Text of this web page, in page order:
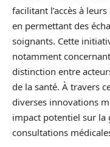
facilitant l’accès à
en permettant des
soignants. Cette
notamment
distinction entre
de la santé. À travers
diverses innovations
impact potentiel sur la
consultations